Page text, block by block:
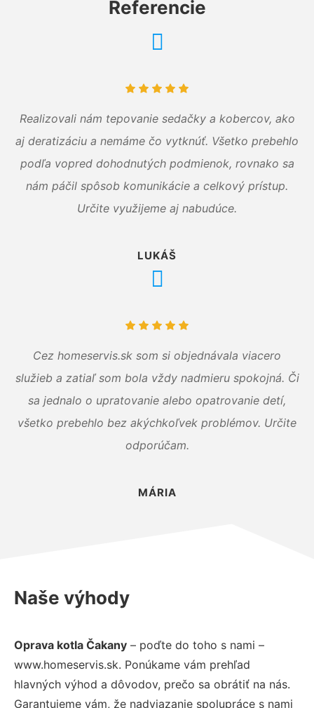
Referencie
Realizovali nám tepovanie sedačky a kobercov, ako
aj deratizáciu a nemáme čo vytknúť. Všetko prebehlo
podľa vopred dohodnutých podmienok, rovnako sa
nám páčil spôsob komunikácie a celkový prístup.
Určite využijeme aj nabudúce.
LUKÁŠ
Cez homeservis.sk som si objednávala viacero
služieb a zatiaľ som bola vždy nadmieru spokojná. Či
sa jednalo o upratovanie alebo opatrovanie detí,
všetko prebehlo bez akýchkoľvek problémov. Určite
odporúčam.
MÁRIA
Naše výhody
Oprava kotla Čakany – poďte do toho s nami –
www.homeservis.sk. Ponúkame vám prehľad
hlavných výhod a dôvodov, prečo sa obrátiť na nás.
Garantujeme vám, že nadviazanie spolupráce s nami